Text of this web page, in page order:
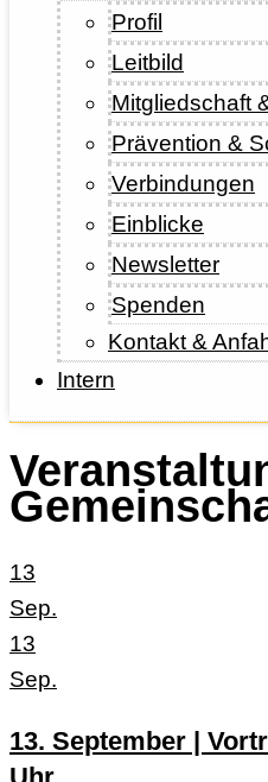
Profil
Leitbild
Mitgliedschaft
Prävention &
Verbindungen
Einblicke
Newsletter
Spenden
Kontakt &
Intern
13
Sep.
13
Sep.
13. September |